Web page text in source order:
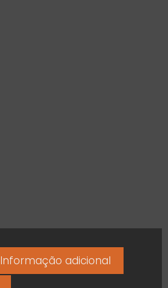
Informação adicional